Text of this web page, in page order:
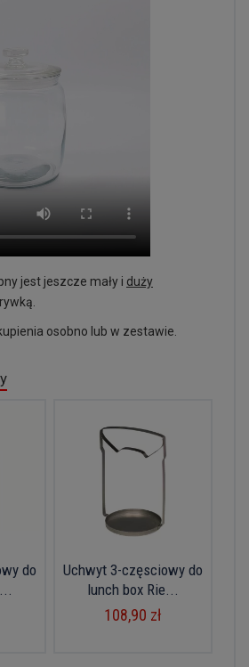
jest jeszcze mały i duży
osobno lub w zestawie.
do
Uchwyt 3-częsciowy do
lunch box Rie...
108,90 zł